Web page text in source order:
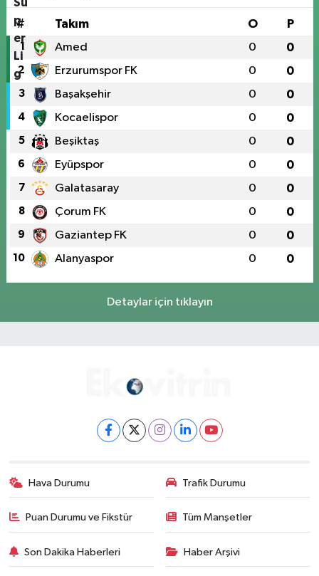
# Takım O P
1 Amed 0 0
2 Erzurumspor FK 0 0
3 Başakşehir 0 0
4 Kocaelispor 0 0
5 Beşiktaş 0 0
6 Eyüpspor 0 0
7 Galatasaray 0 0
8 Çorum FK 0 0
9 Gaziantep FK 0 0
10 Alanyaspor 0 0
Detaylar için tıklayın
Hava Durumu Trafik Durumu
Puan Durumu ve Fikstür Tüm Manşetler
Son Dakika Haberleri Haber Arşivi